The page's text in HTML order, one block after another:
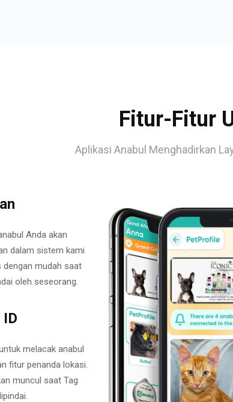
Fitur-Fitur
Aplikasi Anabul Menghadirkan
Anda akan
dalam sistem kami
dengan mudah saat
oleh seseorang.
melacak anabul
fitur penanda lokasi.
muncul saat Tag